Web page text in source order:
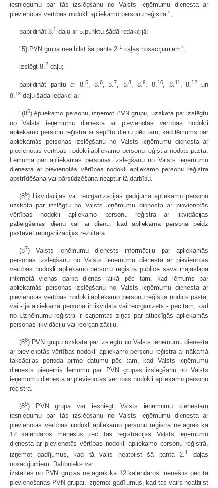
iesniegumu par tās izslēgšanu no Valsts ieņēmumu dienesta ar
pievienotās vērtības nodokli apliekamo personu reģistra.";
papildināt 8. 1 daļu ar 5.punktu šādā redakcijā:
"5) PVN grupa neatbilst šā panta 2.1 daļas nosacījumiem.";
izslēgt 8.2 daļu;
papildināt pantu ar 8. 5, 8. 6, 8. 7 , 8. 8, 8.9 , 8.10 , 8. 11, 8.12
un
8.13 daļu šādā redakcijā:
"(85) Apliekamo personu, izņemot PVN grupu, uzskata par izslēgtu
no Valsts ieņēmumu dienesta ar pievienotās vērtības nodokli
apliekamo personu reģistra ar septīto dienu pēc tam, kad lēmums par
apliekamās personas izslēgšanu no Valsts ieņēmumu dienesta ar
pievienotās vērtības nodokli apliekamo personu reģistra nodots pastā.
Lēmuma par apliekamās personas izslēgšanu no Valsts ieņēmumu
dienesta ar pievienotās vērtības nodokli apliekamo personu reģistra
apstrīdēšana vai pārsūdzēšana neaptur tā darbību.
(86) Likvidācijas vai reorganizācijas gadījumā apliekamo personu
uzskata par izslēgtu no Valsts ieņēmumu dienesta ar pievienotās
vērtības nodokli apliekamo personu reģistra ar likvidācijas
pabeigšanas dienu vai ar dienu, kad apliekamā persona beidz
pastāvēt reorganizācijas rezultātā.
(87) Valsts ieņēmumu dienests informāciju par apliekamās
personas izslēgšanu no Valsts ieņēmumu dienesta ar pievienotās
vērtības nodokli apliekamo personu reģistra publicē savā mājaslapā
internetā vienas darba dienas laikā pēc tam, kad lēmums par
apliekamās personas izslēgšanu no Valsts ieņēmumu dienesta ar
pievienotās vērtības nodokli apliekamo personu reģistra nodots pastā,
vai - ja apliekamā persona ir likvidēta vai reorganizēta - pēc tam, kad
no Uzņēmumu reģistra ir saņemtas ziņas par attiecīgās apliekamās
personas likvidāciju vai reorganizāciju.
(88) PVN grupu uzskata par izslēgtu no Valsts ieņēmumu dienesta
ar pievienotās vērtības nodokli apliekamo personu reģistra ar nākamā
taksācijas perioda pirmo datumu pēc tam, kad Valsts ieņēmumu
dienests pieņēmis lēmumu par PVN grupas izslēgšanu no Valsts
ieņēmumu dienesta ar pievienotās vērtības nodokli apliekamo personu
reģistra.
(89) PVN grupa var iesniegt Valsts ieņēmumu dienestam
iesniegumu par tās izslēgšanu no Valsts ieņēmumu dienesta ar
pievienotās vērtības nodokli apliekamo personu reģistra ne agrāk kā
12 kalendāros mēnešus pēc tās reģistrācijas Valsts ieņēmumu
dienesta ar pievienotās vērtības nodokli apliekamo personu reģistrā,
izņemot gadījumus, kad tā vairs neatbilst šā panta 2.1
daļas
nosacījumiem. Dalībnieks var
izstāties no PVN grupas ne agrāk kā 12 kalendāros mēnešus pēc tā
pievienošanas PVN grupai, izņemot gadījumus, kad tas vairs neatbilst